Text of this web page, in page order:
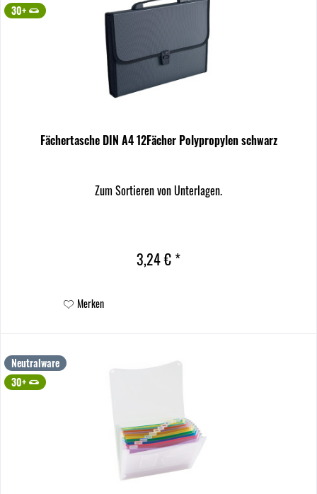
30+
Fächertasche DIN A4 12Fächer Polypropylen schwarz
Zum Sortieren von Unterlagen.
3,24 € *
Merken
Neutralware
30+